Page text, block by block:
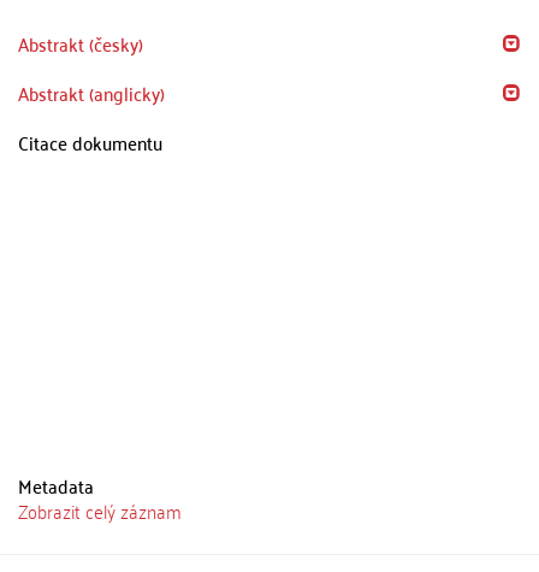
Abstrakt (česky)
Abstrakt (anglicky)
Citace dokumentu
Metadata
Zobrazit celý záznam